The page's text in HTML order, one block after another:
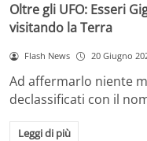
Oltre gli UFO: Esseri
visitando la Terra
Flash News 20 Giugno
Ad affermarlo niente
declassificati con il
Leggi di più